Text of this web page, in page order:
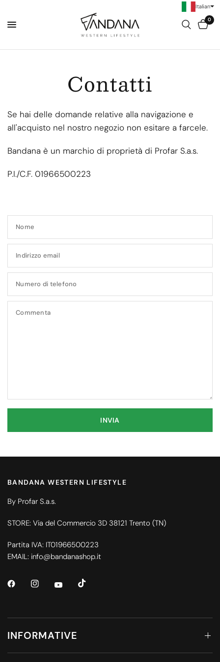
0
Contatti
Se hai delle domande relative alla navigazione e
all'acquisto nel nostro negozio non esitare a farcele.
Bandana è un marchio di proprietà di Profar S.a.s.
P.I./C.F. 01966500223
Nome
Indirizzo email
Numero di telefono
Commenta
INVIA
BANDANA WESTERN LIFESTYLE
By Profar S.a.s.
STORE: Via del Commercio 3D 38121 Trento (TN)
Partita IVA: IT01966500223
EMAIL: info@bandanashop.it
INFORMATIVE
Italian